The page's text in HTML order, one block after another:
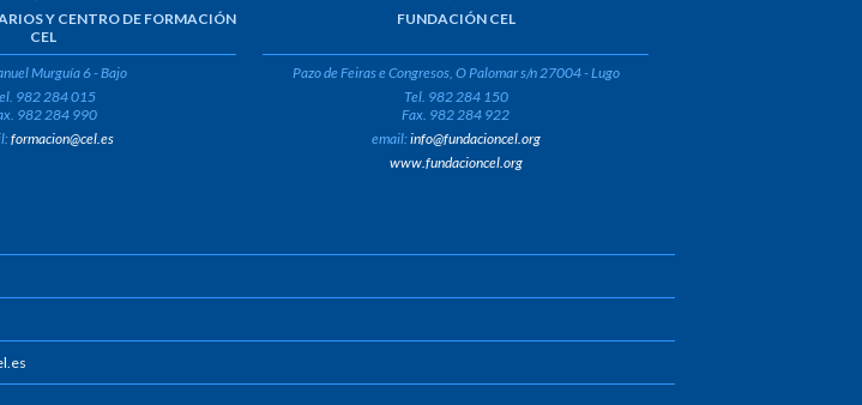
Y CENTRO DE FORMACIÓN
CEL
Murguía 6 - Bajo
982 284 015
982 284 990
formacion@cel.es
FUNDACIÓN CEL
Pazo de Feiras e Congresos, O Palomar s/n 27004 - Lugo
Tel. 982 284 150
Fax. 982 284 922
email:info@fundacioncel.org
www.fundacioncel.org